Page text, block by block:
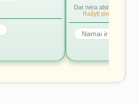
Dar nėra atsiliepimų.
Rašyti pirmąjį.
Namai ir